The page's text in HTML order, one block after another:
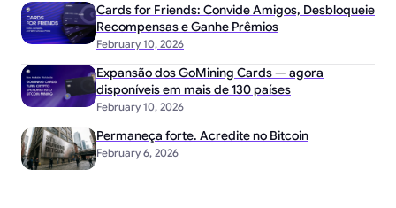
February 10, 2026
Cards for Friends: Convide Amigos, Desbloqueie
Recompensas e Ganhe Prêmios
February 10, 2026
Expansão dos GoMining Cards — agora
disponíveis em mais de 130 países
February 6, 2026
Permaneça forte. Acredite no Bitcoin